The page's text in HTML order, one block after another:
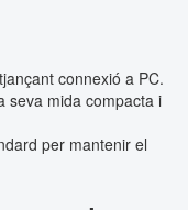
connexió a PC.
seva mida compacta i
per mantenir el